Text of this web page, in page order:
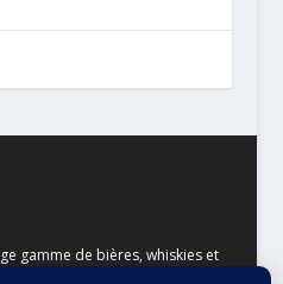
gamme de bières, whiskies et